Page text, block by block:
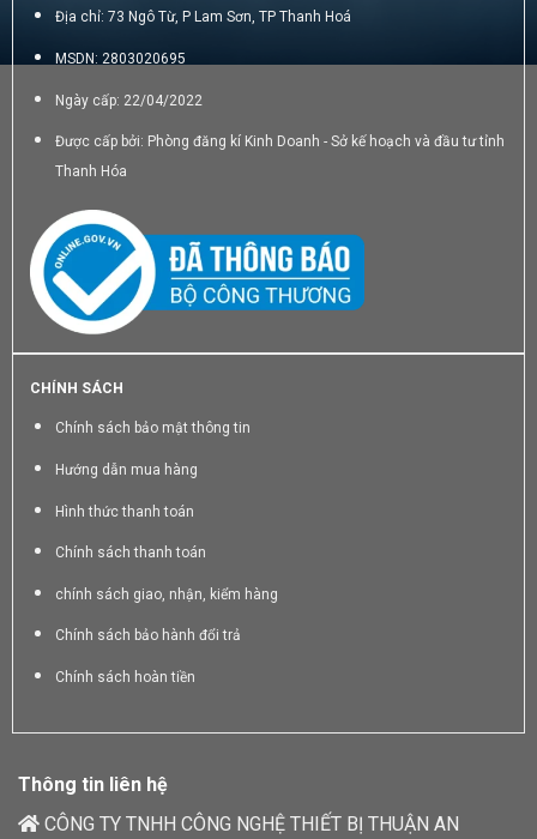
Địa chỉ: 73 Ngô Từ, P Lam Sơn, TP Thanh Hoá
MSDN: 2803020695
Ngày cấp: 22/04/2022
Được cấp bởi: Phòng đăng kí Kinh Doanh - Sở kế hoạch và đầu tư tỉnh
Thanh Hóa
CHÍNH SÁCH
Chính sách bảo mật thông tin
Hướng dẫn mua hàng
Hình thức thanh toán
Chính sách thanh toán
chính sách giao, nhận, kiểm hàng
Chính sách bảo hành đổi trả
Chính sách hoàn tiền
Thông tin liên hệ
CÔNG TY TNHH CÔNG NGHỆ THIẾT BỊ THUẬN AN